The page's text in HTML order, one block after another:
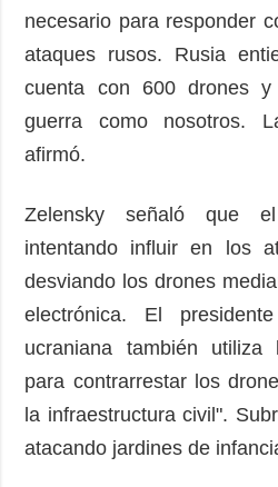
necesario para responder
ataques rusos. Rusia
cuenta con 600 drones
guerra como nosotros.
afirmó.
Zelensky señaló que
intentando influir en los
desviando los drones
electrónica. El
ucraniana también utiliza
para contrarrestar los
la infraestructura civil".
atacando jardines de